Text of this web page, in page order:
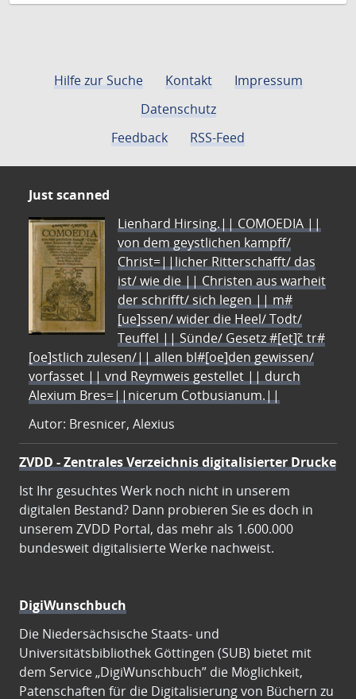
Hilfe zur Suche Kontakt
Impressum
Datenschutz
Feedback
RSS-Feed
Just scanned
Lienhard Hirsing.|| COMOEDIA ||
von dem geystlichen kampff/
Christ=||licher Ritterschafft/ das
ist/ wie die || Christen aus warheit
der schrifft/ sich legen || m#
[ue]ssen/ wider die Heel/ Todt/
Teuffel || Sünde/ Gesetz #[et]c̃ tr#
[oe]stlich zulesen/|| allen bl#[oe]den gewissen/
vorfasset || vnd Reymweis gestellet || durch
Alexium Bres=||nicerum Cotbusianum.||
Autor: Bresnicer, Alexius
ZVDD - Zentrales Verzeichnis digitalisierter Drucke
Ist Ihr gesuchtes Werk noch nicht in unserem
digitalen Bestand? Dann probieren Sie es doch in
unserem ZVDD Portal, das mehr als 1.600.000
bundesweit digitalisierte Werke nachweist.
DigiWunschbuch
Die Niedersächsische Staats- und
Universitätsbibliothek Göttingen (SUB) bietet mit
dem Service „DigiWunschbuch” die Möglichkeit,
Patenschaften für die Digitalisierung von Büchern zu